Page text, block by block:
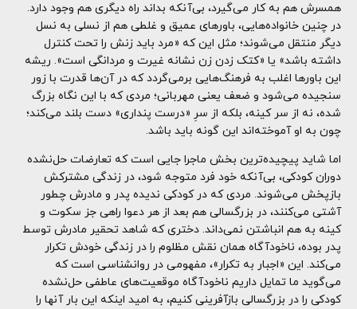
همسرش هم به کار می‌گیرد، بی‌آنکه بداند راه دیگری هم وجود دارد.
در چنین خانواده‌هایی، باورهای عمیق و غلطی هم از نسلی به نسل
دیگر منتقل می‌شوند؛ مثل این که «مرد باید زنش را تحت کنترل
داشته باشد» یا «کتک زدن زن نشانه غیرت و مردانگی است». ریشه
این باورها اغلب به فرهنگ‌هایی برمی‌گردد که در آن‌ها قدرت با زور
سنجیده می‌شود و ضعف یعنی مهربانی؛ مردی که با این نگاه بزرگ
شده، نه از سر کینه، بلکه از سرِ «درست پنداری» دست بلند می‌کند؛
چون به او آموخته‌اند این گونه باید باشد.
اما شاید پیچیده‌ترین بخش ماجرا جایی است که تعارضات حل‌نشده
دوران کودکی، بی‌آنکه خود فرد متوجه شود، در زندگی مشترکش
بازپخش می‌شوند. مردی که در کودکی ندیده پدر و مادرش چطور
آشتی می‌کنند، در بزرگسالی هم بعد از هر دعوا راهی جز سکوت و
کینه به هم انباشتن نمی‌داند. دختری که شاهد تحقیر مادرش توسط
پدر بوده، ناخودآگاه همان نقش مظلوم را در زندگی خودش تکرار
می‌کند. این «اجبار به تکرار»، مفهومی در روانشناسی است که
می‌گوید ما تمایل داریم ناخودآگاه موقعیت‌های عاطفی حل‌نشده
کودکی را در بزرگسالی بازآفرینی کنیم، به امید اینکه این بار آنها را